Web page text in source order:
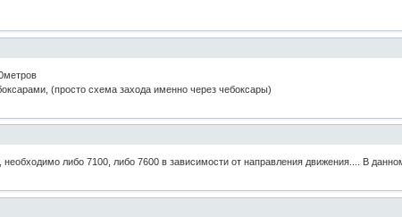
(просто схема захода именно через чебоксары)
либо 7100, либо 7600 в зависимости от направления движения.... В